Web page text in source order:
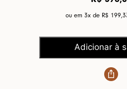
ou em 3x de R$
Adicionar à